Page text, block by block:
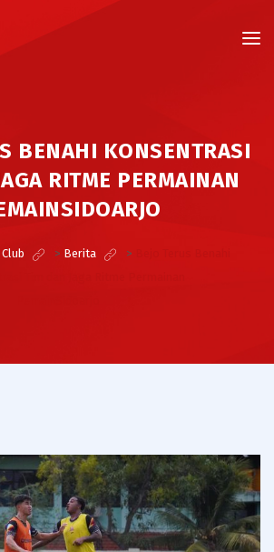
BENAHI KONSENTRASI
RITME PERMAINAN
> Berita >